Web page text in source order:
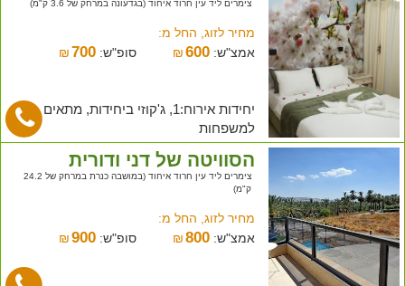
צימרים ליד עין חרוד איחוד (בגדעונה במרחק של 3.6 ק"מ)
מחיר לזוג, החל מ:
אמצ"ש:
₪600 סופ"ש: ₪ 700
יחידות אירוח:1, ג'קוזי ביחידות, מתאים
למשפחות
הסוויטה של דני ודורית
צימרים ליד עין חרוד איחוד (במושבה כנרת במרחק של 24.2
ק"מ)
מחיר לזוג, החל מ:
אמצ"ש:
₪800 סופ"ש: ₪ 900